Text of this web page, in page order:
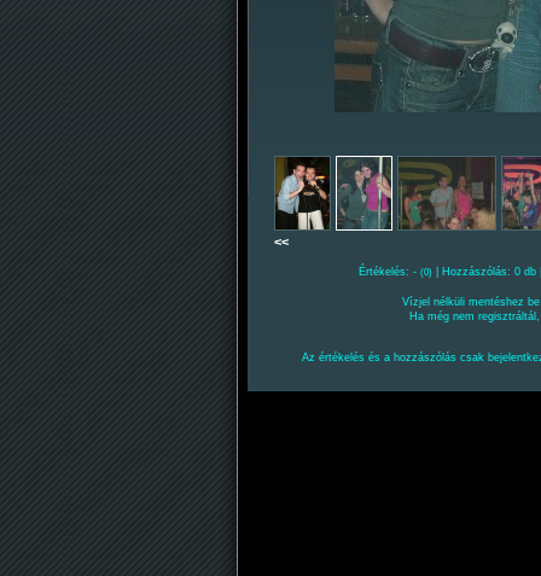
<<
Értékelés: - (0) | Hozzászólás: 0
Vízjel nélküli mentéshez
Ha még nem
Az értékelés és a hozzászólás csak